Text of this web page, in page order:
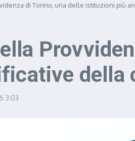
di Torino, una delle istituzioni più
della
3:03